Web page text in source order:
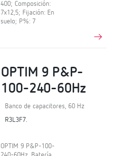
400; Composición:
7x12,5; Fijación: En
suelo; P%: 7
OPTIM 9 P&P-
100-240-60Hz
Banco de capacitores, 60 Hz
R3L3F7.
OPTIM 9 P&P-100-